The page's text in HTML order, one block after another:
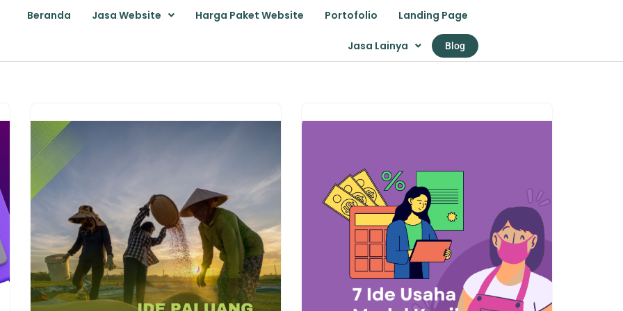
Beranda Jasa Website Harga Paket Website Portofolio Landing Page
Jasa Lainya Blog